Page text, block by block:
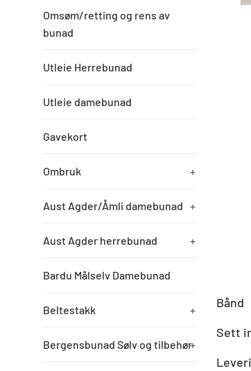
Omsøm/retting og rens av
bunad
Utleie Herrebunad
Utleie damebunad
Gavekort
Ombruk +
Aust Agder/Åmli damebunad +
Aust Agder herrebunad +
Bardu Målselv Damebunad
Beltestakk +
Bergensbunad Sølv og tilbehør+
Bånd
Sett